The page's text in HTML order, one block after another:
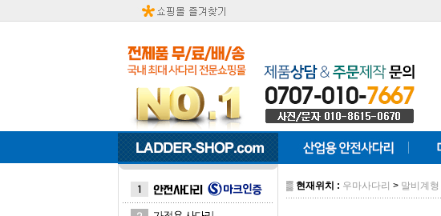
▒ 현재위치 : 우마사다리 > 말비계형